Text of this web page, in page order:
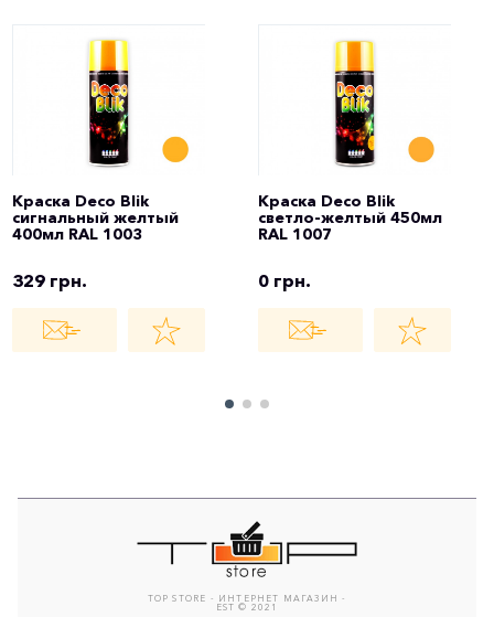
Краска Deco Blik
сигнальный желтый
400мл RAL 1003
329 грн.
Краска Deco Blik
светло-желтый 450мл
RAL 1007
0 грн.
TOP STORE - ИНТЕРНЕТ МАГАЗИН -
EST © 2021